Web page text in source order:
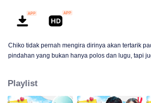
Chiko tidak pernah mengira dirinya akan tertarik
pindahan yang bukan hanya polos dan lugu, tapi
membuahkan hasil yang tidak diduga oleh
mengejar cinta Moza.
Playlist